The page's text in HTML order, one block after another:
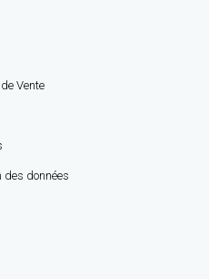
Vente
des données